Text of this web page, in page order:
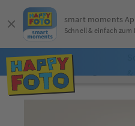
Jetzt online gestalten
smart moments
Schnell & einfach